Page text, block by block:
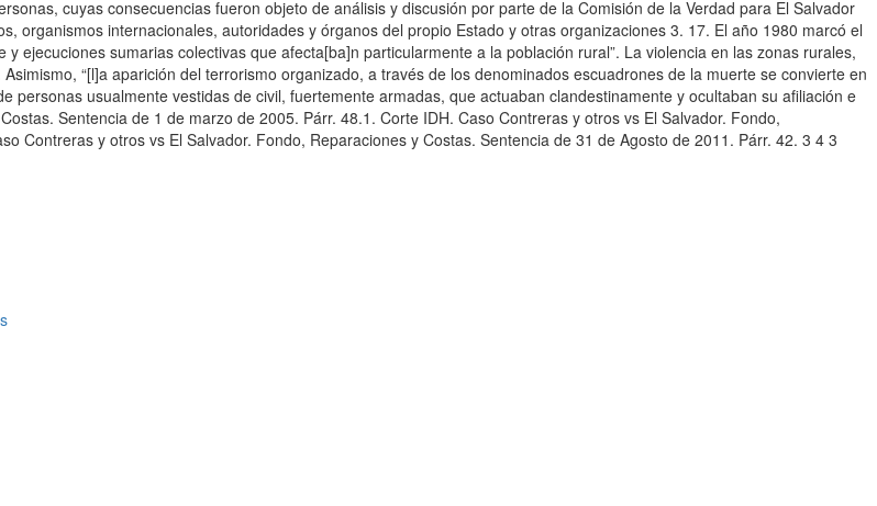
cuyas consecuencias fueron objeto de análisis y discusión por parte de la Comisión de la Verdad para El Salvador
organismos internacionales, autoridades y órganos del propio Estado y otras organizaciones 3. 17. El año 1980 marcó el
ejecuciones sumarias colectivas que afecta[ba]n particularmente a la población rural”. La violencia en las zonas rurales,
“[l]a aparición del terrorismo organizado, a través de los denominados escuadrones de la muerte se convierte en
personas usualmente vestidas de civil, fuertemente armadas, que actuaban clandestinamente y ocultaban su afiliación e
Sentencia de 1 de marzo de 2005. Párr. 48.1. Corte IDH. Caso Contreras y otros vs El Salvador. Fondo,
Contreras y otros vs El Salvador. Fondo, Reparaciones y Costas. Sentencia de 31 de Agosto de 2011. Párr. 42. 3 4 3